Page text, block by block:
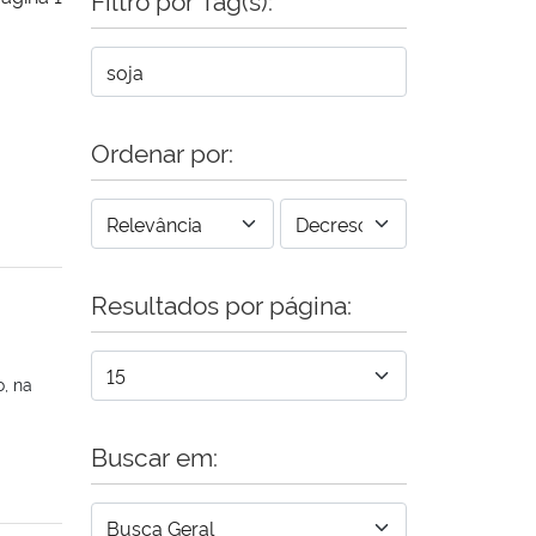
na
Ordenar por:
Resultados por página:
Buscar em: